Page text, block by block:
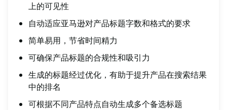
上的可见性
自动适应亚马逊对产品标题字数和格式的要求
简单易用，节省时间精力
可确保产品标题的合规性和吸引力
生成的标题经过优化，有助于提升产品在搜索结果
中的排名
可根据不同产品特点自动生成多个备选标题